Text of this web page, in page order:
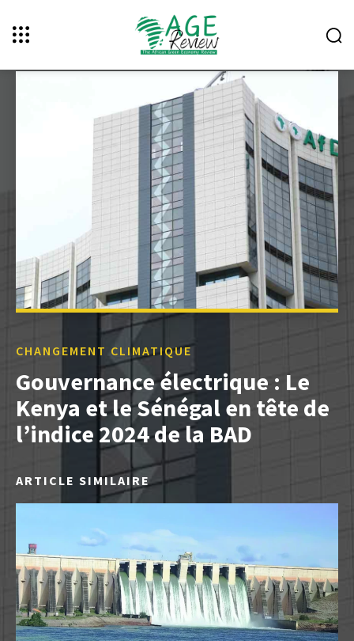
CHANGEMENT CLIMATIQUE
Gouvernance électrique : Le
Kenya et le Sénégal en tête de
l’indice 2024 de la BAD
ARTICLE SIMILAIRE